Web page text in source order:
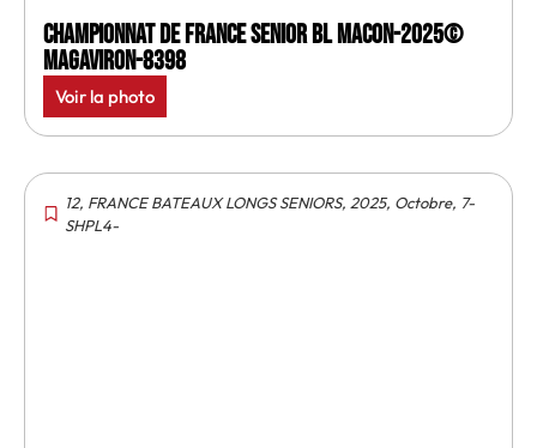
Championnat de France senior BL Macon-2025©
MagAviron-8398
Voir la photo
12, FRANCE BATEAUX LONGS SENIORS, 2025, Octobre, 7-
SHPL4-